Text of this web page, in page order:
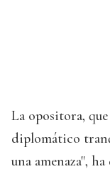
La opositora,
diplomático
una amenaza",